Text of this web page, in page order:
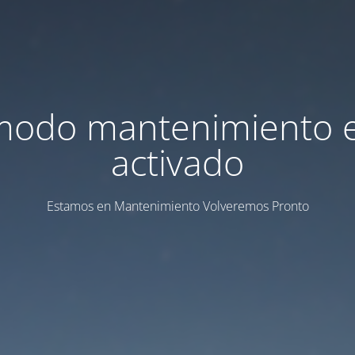
mantenimiento
activado
Estamos en Mantenimiento Volveremos Pronto